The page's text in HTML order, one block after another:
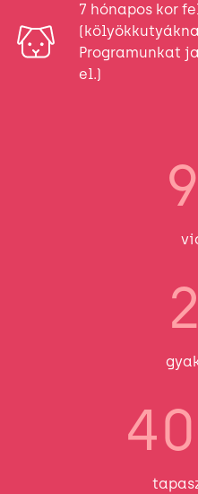
7 hónapos kor
Programunkat
el.)